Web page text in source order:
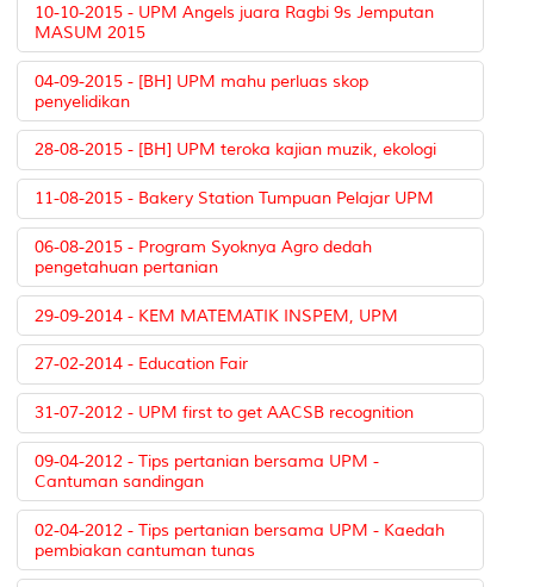
10-10-2015 - UPM Angels juara Ragbi 9s Jemputan
MASUM 2015
04-09-2015 - [BH] UPM mahu perluas skop
penyelidikan
28-08-2015 - [BH] UPM teroka kajian muzik, ekologi
11-08-2015 - Bakery Station Tumpuan Pelajar UPM
06-08-2015 - Program Syoknya Agro dedah
pengetahuan pertanian
29-09-2014 - KEM MATEMATIK INSPEM, UPM
27-02-2014 - Education Fair
31-07-2012 - UPM first to get AACSB recognition
09-04-2012 - Tips pertanian bersama UPM -
Cantuman sandingan
02-04-2012 - Tips pertanian bersama UPM - Kaedah
pembiakan cantuman tunas